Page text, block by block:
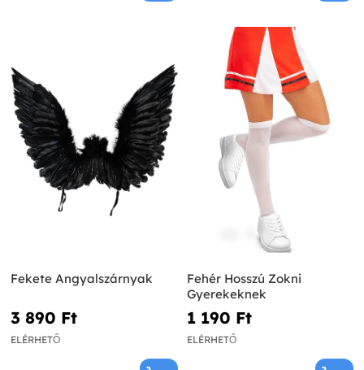
Fekete Angyalszárnyak
3 890 Ft‎
ELÉRHETŐ
Fehér Hosszú Zokni
Gyerekeknek
1 190 Ft‎
ELÉRHETŐ